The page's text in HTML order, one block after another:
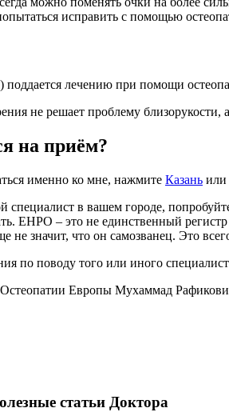
исправить с помощью
поддается лечению при помощи
не решает проблему
на приём?
именно ко мне, нажмите Казань или
специалист в вашем городе,
ЕНРО – это не единственный регистр
не значит, что он самозванец. Это
по поводу того или иного
Европы Мухаммад
статьи Доктора